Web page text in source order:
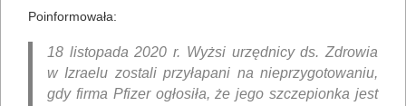
Poinformowała:
18 listopada 2020 r. Wyżsi urzędnicy ds. Zdrowia
w Izraelu zostali przyłapani na nieprzygotowaniu,
gdy firma Pfizer ogłosiła, że ​​jego szczepionka jest